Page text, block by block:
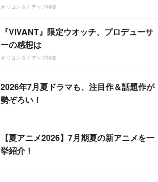
オリコンタイアップ特集
『VIVANT』限定ウオッチ、プロデューサ
ーの感想は
オリコンタイアップ特集
2026年7月夏ドラマも、注目作＆話題作が
勢ぞろい！
【夏アニメ2026】7月期夏の新アニメを一
挙紹介！